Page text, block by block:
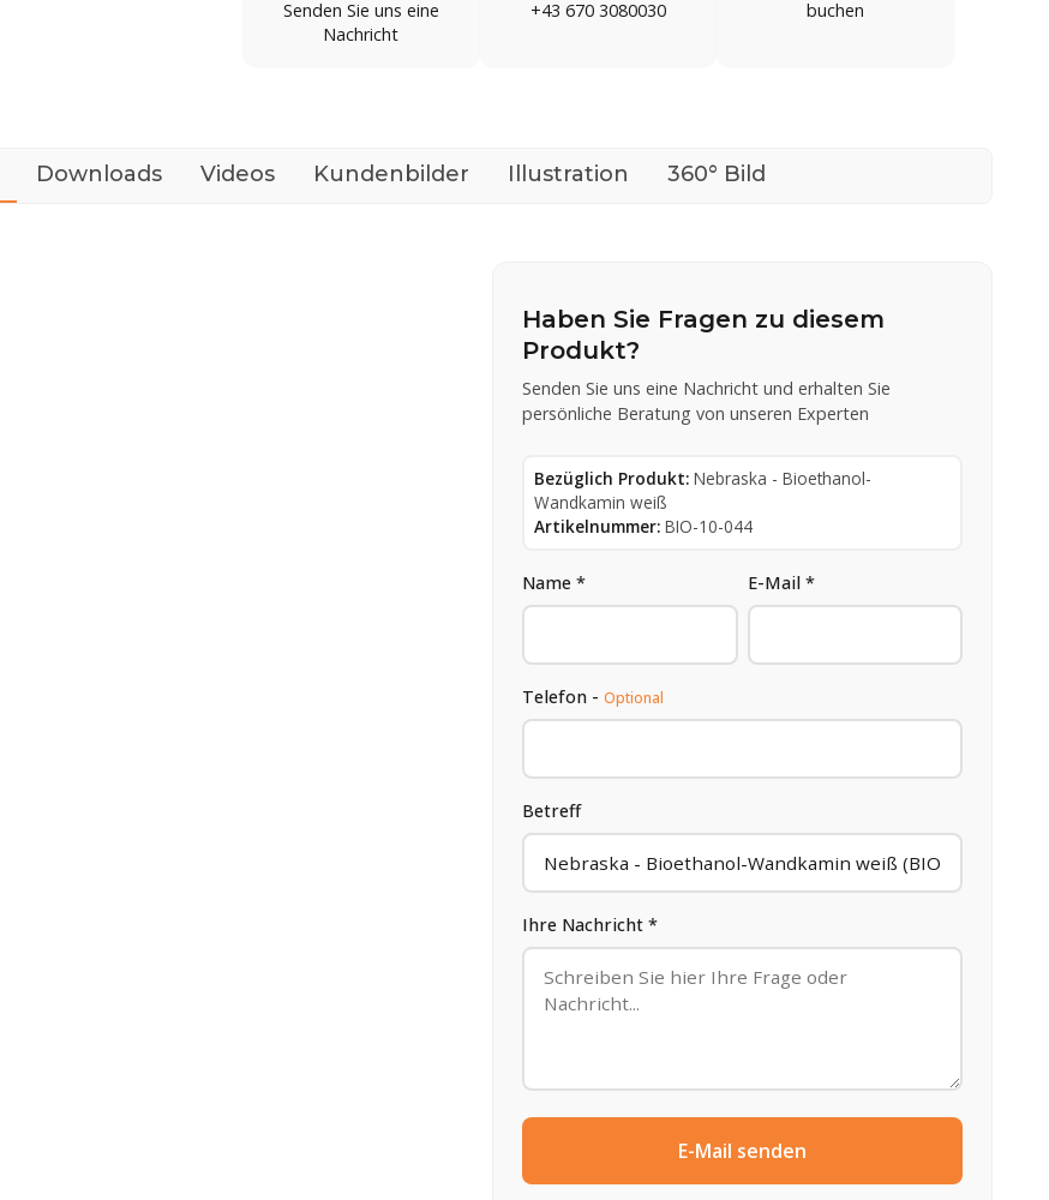
Senden Sie uns eine
Nachricht
+43 670 3080030
buchen
Downloads Videos Kundenbilder Illustration 360° Bild
Haben Sie Fragen zu diesem
Produkt?
Senden Sie uns eine Nachricht und erhalten Sie
persönliche Beratung von unseren Experten
Bezüglich Produkt: Nebraska - Bioethanol-
Wandkamin weiß
Artikelnummer: BIO-10-044
Name * E-Mail *
Telefon -Optional
Betreff
Ihre Nachricht *
E-Mail senden